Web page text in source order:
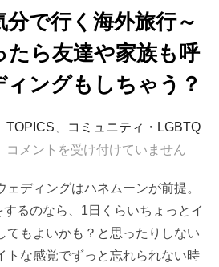
で行く海外旅行～
ら友達や家族も呼
ングもしちゃう？
TOPICS
コミュニティ・LGBTQ
コメントを受け付けていません
ェディングはハネムーンが前提。
るのなら、1日くらいちょっとイ
てもよいかも？と思ったりしない
トな感覚でずっと忘れられない時